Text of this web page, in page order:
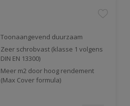
Toonaangevend duurzaam
Zeer schrobvast (klasse 1 volgens
DIN EN 13300)
Meer m2 door hoog rendement
(Max Cover formula)